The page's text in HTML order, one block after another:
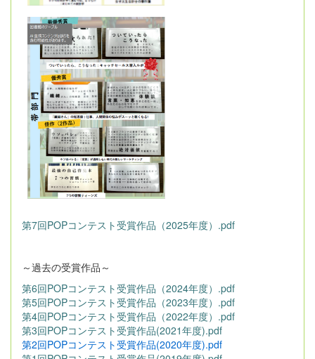
第7回POPコンテスト受賞作品（2025年度）.pdf
～過去の受賞作品～
第6回POPコンテスト受賞作品（2024年度）.pdf
第5回POPコンテスト受賞作品（2023年度）.pdf
第4回POPコンテスト受賞作品（2022年度）.pdf
第3回POPコンテスト受賞作品(2021年度).pdf
第2回POPコンテスト受賞作品(2020年度).pdf